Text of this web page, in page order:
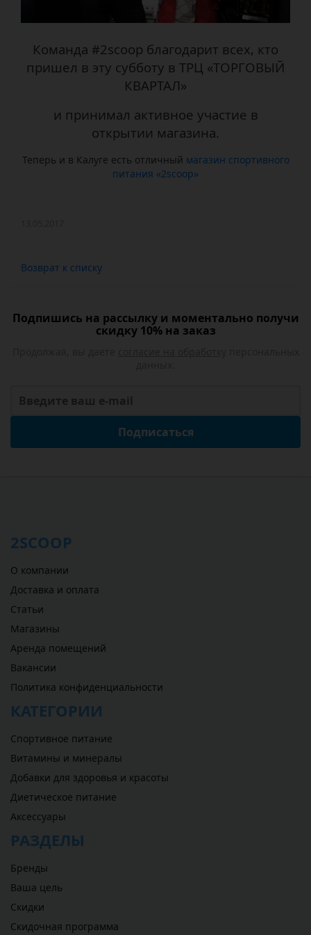
Команда #2scoop благодарит всех, кто
пришел в эту субботу в ТРЦ «ТОРГОВЫЙ
КВАРТАЛ»
и принимал активное участие в
открытии магазина.
Теперь и в Калуге есть отличный магазин спортивного
питания «2scoop»
Возврат к списку
Подпишись на рассылку и моментально получи
скидку 10% на заказ
Подписаться
2SCOOP
О компании
Доставка и оплата
Статьи
Магазины
Аренда помещений
Вакансии
Политика конфиденциальности
КАТЕГОРИИ
Спортивное питание
Витамины и минералы
Добавки для здоровья и красоты
Диетическое питание
Аксессуары
РАЗДЕЛЫ
Бренды
Ваша цель
Скидки
Скидочная программа